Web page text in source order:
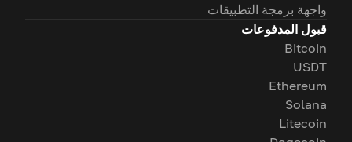
واجهة برمجة التطبيقات
قبول المدفوعات
Bitcoin
USDT
Ethereum
Solana
Litecoin